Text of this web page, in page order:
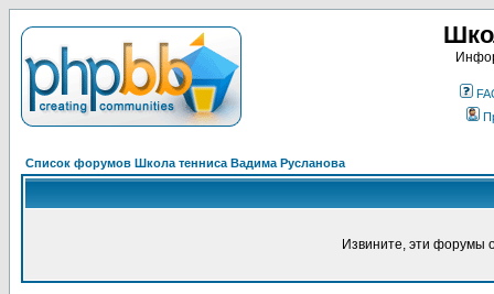
Список форумов Школа тенниса Вадима Русланова
Извините, эти форумы